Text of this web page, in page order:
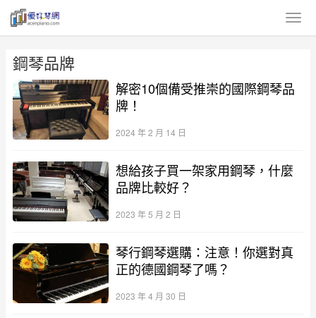
鋼琴品牌
解密10個備受推崇的國際鋼琴品
牌！
2024 年 2 月 14 日
想給孩子買一架家用鋼琴，什麼
品牌比較好？
2023 年 5 月 2 日
琴行鋼琴選購：注意！你選對真
正的德國鋼琴了嗎？
2023 年 4 月 30 日